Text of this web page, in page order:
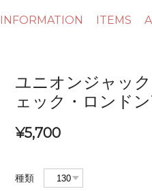
INFORMATION ITEMS
ユニオンジャッ
ェック・ロンド
¥5,700
種類